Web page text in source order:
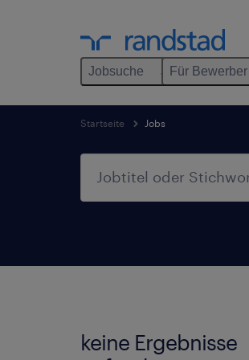
Jobsuche Für
Startseite Jobs
keine Ergebnisse